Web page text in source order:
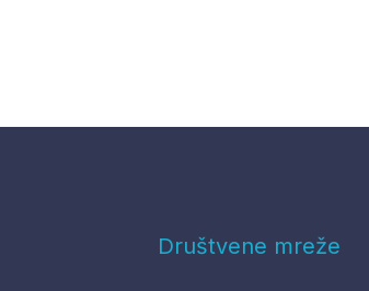
Društvene mreže